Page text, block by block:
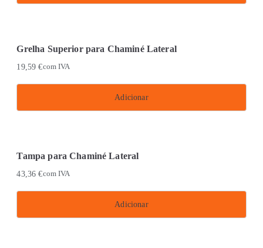
Grelha Superior para Chaminé Lateral
19,59€com IVA
Adicionar
Tampa para Chaminé Lateral
43,36€com IVA
Adicionar